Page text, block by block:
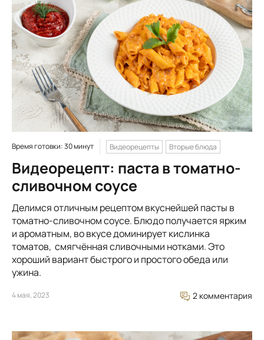
Время готовки: 30 минут Видеорецепты Вторые блюда
Видеорецепт: паста в томатно-
сливочном соусе
Делимся отличным рецептом вкуснейшей пасты в
томатно-сливочном соусе. Блюдо получается ярким
и ароматным, во вкусе доминирует кислинка
томатов, смягчённая сливочными нотками. Это
хороший вариант быстрого и простого обеда или
ужина.
4 мая, 2023 2 комментария